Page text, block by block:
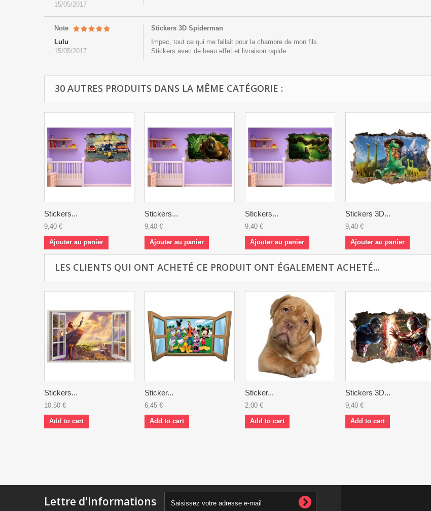
15/05/2017
Note
Lulu
15/05/2017
Stickers 3D Spiderman
Impec, tout ce qui me fallait pour la chambre de mon fils.
Stickers avec de beau effet et livraison rapide.
30 AUTRES PRODUITS DANS LA MÊME CATÉGORIE :
Stickers...
9,40 €
Ajouter au panier
Stickers...
9,40 €
Ajouter au panier
Stickers...
9,40 €
Ajouter au panier
Stickers 3D...
9,40 €
Ajouter au panier
LES CLIENTS QUI ONT ACHETÉ CE PRODUIT ONT ÉGALEMENT ACHETÉ...
Stickers...
10,50 €
Add to cart
Sticker...
6,45 €
Add to cart
Sticker...
2,00 €
Add to cart
Stickers 3D...
9,40 €
Add to cart
Lettre d'informations